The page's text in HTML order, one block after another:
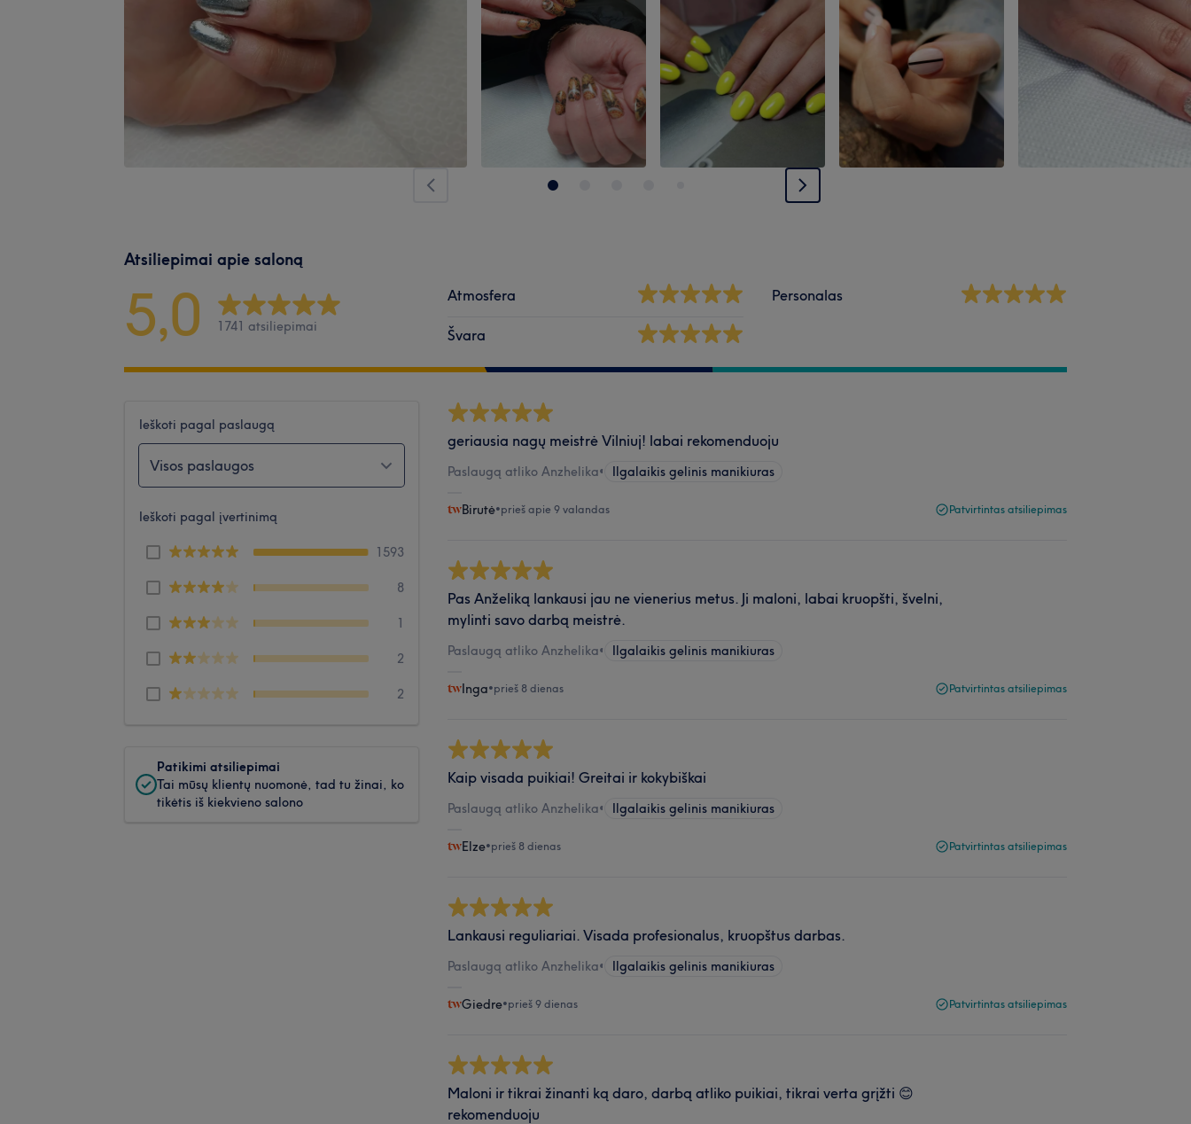
Atsiliepimai apie saloną
5,0 1741 atsiliepimai
Atmosfera
Švara
Personalas
Ieškoti pagal paslaugą
Visos paslaugos
Ieškoti pagal įvertinimą
1593
8
1
2
2
Patikimi atsiliepimai
Tai mūsų klientų nuomonė, tad tu žinai, ko
tikėtis iš kiekvieno salono
geriausia nagų meistrė Vilniuj! labai rekomenduoju
Paslaugą atliko Anzhelika• Ilgalaikis gelinis manikiuras
Birutė•prieš apie 9 valandas Patvirtintas atsiliepimas
Pas Anželiką lankausi jau ne vienerius metus. Ji maloni, labai kruopšti, švelni,
mylinti savo darbą meistrė.
Paslaugą atliko Anzhelika• Ilgalaikis gelinis manikiuras
Inga•prieš 8 dienas Patvirtintas atsiliepimas
Kaip visada puikiai! Greitai ir kokybiškai
Paslaugą atliko Anzhelika• Ilgalaikis gelinis manikiuras
Elze•prieš 8 dienas Patvirtintas atsiliepimas
Lankausi reguliariai. Visada profesionalus, kruopštus darbas.
Paslaugą atliko Anzhelika• Ilgalaikis gelinis manikiuras
Giedre•prieš 9 dienas Patvirtintas atsiliepimas
Maloni ir tikrai žinanti ką daro, darbą atliko puikiai, tikrai verta grįžti 😊
rekomenduoju